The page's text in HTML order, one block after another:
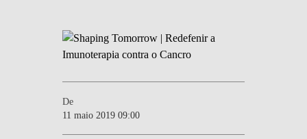
De
11 maio 2019 09:00